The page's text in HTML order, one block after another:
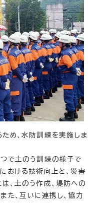
め、水防訓練を実施しま
で土のう訓練の様子で
おける技術向上と、災害
、土のう作成、堤防への
た、互いに連携し、協力